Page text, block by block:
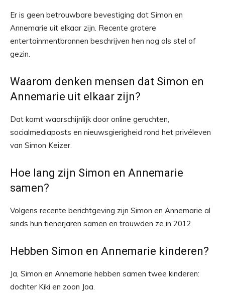
Er is geen betrouwbare bevestiging dat Simon en
Annemarie uit elkaar zijn. Recente grotere
entertainmentbronnen beschrijven hen nog als stel of
gezin.
Waarom denken mensen dat Simon en
Annemarie uit elkaar zijn?
Dat komt waarschijnlijk door online geruchten,
socialmediaposts en nieuwsgierigheid rond het privéleven
van Simon Keizer.
Hoe lang zijn Simon en Annemarie
samen?
Volgens recente berichtgeving zijn Simon en Annemarie al
sinds hun tienerjaren samen en trouwden ze in 2012.
Hebben Simon en Annemarie kinderen?
Ja, Simon en Annemarie hebben samen twee kinderen:
dochter Kiki en zoon Joa.